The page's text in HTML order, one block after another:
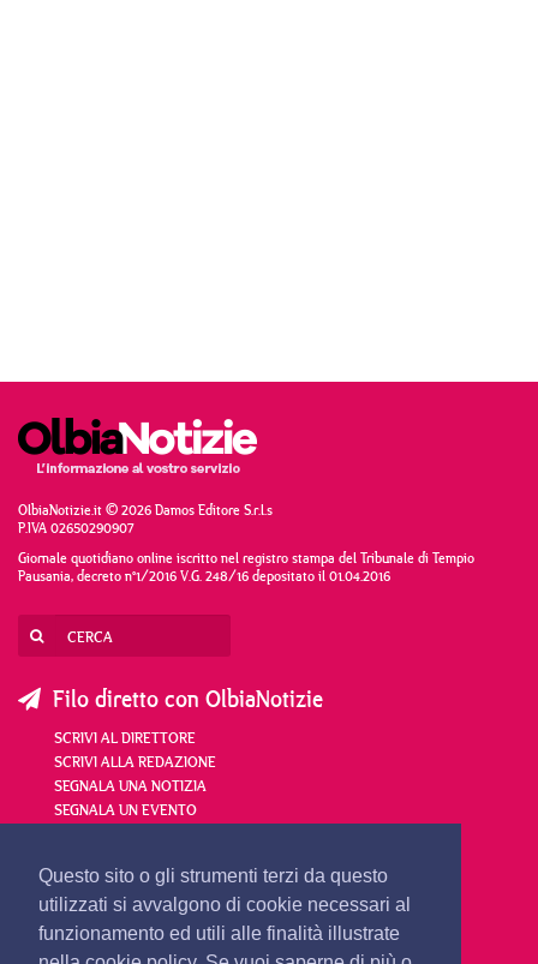
Questo sito o gli strumenti terzi da questo
utilizzati si avvalgono di cookie necessari al
funzionamento ed utili alle finalità illustrate
OlbiaNotizie.it © 2026 Damos Editore S.r.l.s
P.IVA 02650290907
Giornale quotidiano online iscritto nel registro stampa del Tribunale di Tempio
Pausania, decreto n°1/2016 V.G. 248/16 depositato il 01.04.2016
Filo diretto con OlbiaNotizie
SCRIVI AL DIRETTORE
SCRIVI ALLA REDAZIONE
SEGNALA UNA NOTIZIA
SEGNALA UN EVENTO
redazione@olbianotizie.it